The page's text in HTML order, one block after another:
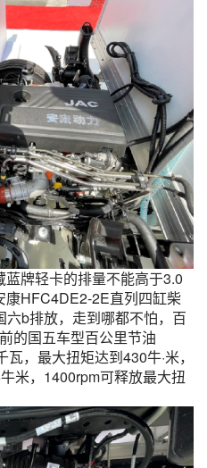
牌轻卡的排量不能高于3.0
HFC4DE2-2E直列四缸柴
b排放，走到哪都不怕，百
的国五车型百公里节油
，最大扭矩达到430牛·米，
米，1400rpm可释放最大扭